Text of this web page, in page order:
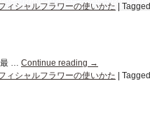
ィシャルフラワーの使いかた Tagged
最 … Continue reading →
ィシャルフラワーの使いかた Tagged